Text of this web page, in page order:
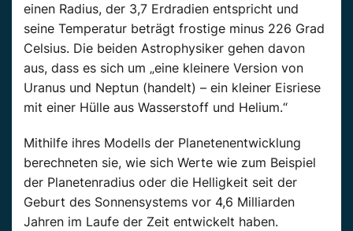
einen Radius, der 3,7 Erdradien entspricht und
seine Temperatur beträgt frostige minus 226 Grad
Celsius. Die beiden Astrophysiker gehen davon
aus, dass es sich um „eine kleinere Version von
Uranus und Neptun (handelt) – ein kleiner Eisriese
mit einer Hülle aus Wasserstoff und Helium.“
Mithilfe ihres Modells der Planetenentwicklung
berechneten sie, wie sich Werte wie zum Beispiel
der Planetenradius oder die Helligkeit seit der
Geburt des Sonnensystems vor 4,6 Milliarden
Jahren im Laufe der Zeit entwickelt haben.